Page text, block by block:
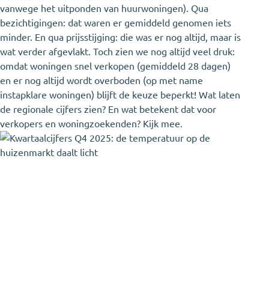
vanwege het uitponden van huurwoningen). Qua
bezichtigingen: dat waren er gemiddeld genomen iets
minder. En qua prijsstijging: die was er nog altijd, maar is
wat verder afgevlakt. Toch zien we nog altijd veel druk:
omdat woningen snel verkopen (gemiddeld 28 dagen)
en er nog altijd wordt overboden (op met name
instapklare woningen) blijft de keuze beperkt! Wat laten
de regionale cijfers zien? En wat betekent dat voor
verkopers en woningzoekenden? Kijk mee.